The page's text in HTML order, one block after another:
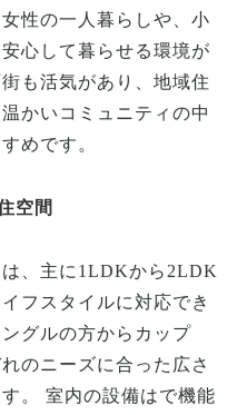
性の一人暮らしや、小
心して暮らせる環境が
も活気があり、地域住
かいコミュニティの中
めです。
空間
、主に1LDKから2LDK
フスタイルに対応でき
グルの方からカップ
のニーズに合った広さ
。 室内の設備はで機能